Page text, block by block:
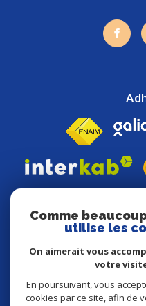
© 2026 | Tous droits
Admin
Nos liens
Comme
utilise les
On aimerait vous
votre
En poursuivant, vous
cookies par ce site, afin de